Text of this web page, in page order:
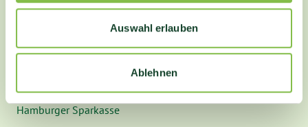
Auswahl erlauben
Ablehnen
Aktion Baum gGmbH
IBAN: DE11 2005 0550 1501 5835 02
BIC: HASPDEHHXXX
Hamburger Sparkasse